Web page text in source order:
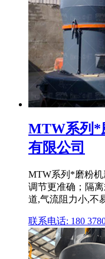
MTW系列*
有限公司
MTW系列*磨粉
调节更准确；隔
道,气流阻力小,不
联系电话: 180